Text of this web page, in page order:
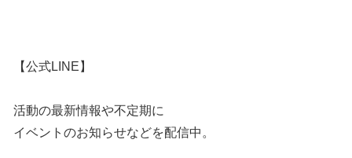
【公式LINE】
活動の最新情報や不定期に
イベントのお知らせなどを配信中。